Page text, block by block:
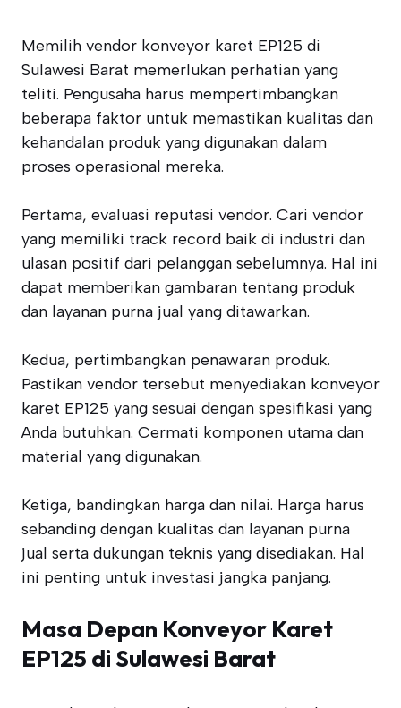
Memilih vendor konveyor karet EP125 di
Sulawesi Barat memerlukan perhatian yang
teliti. Pengusaha harus mempertimbangkan
beberapa faktor untuk memastikan kualitas dan
kehandalan produk yang digunakan dalam
proses operasional mereka.
Pertama, evaluasi reputasi vendor. Cari vendor
yang memiliki track record baik di industri dan
ulasan positif dari pelanggan sebelumnya. Hal ini
dapat memberikan gambaran tentang produk
dan layanan purna jual yang ditawarkan.
Kedua, pertimbangkan penawaran produk.
Pastikan vendor tersebut menyediakan konveyor
karet EP125 yang sesuai dengan spesifikasi yang
Anda butuhkan. Cermati komponen utama dan
material yang digunakan.
Ketiga, bandingkan harga dan nilai. Harga harus
sebanding dengan kualitas dan layanan purna
jual serta dukungan teknis yang disediakan. Hal
ini penting untuk investasi jangka panjang.
Masa Depan Konveyor Karet
EP125 di Sulawesi Barat